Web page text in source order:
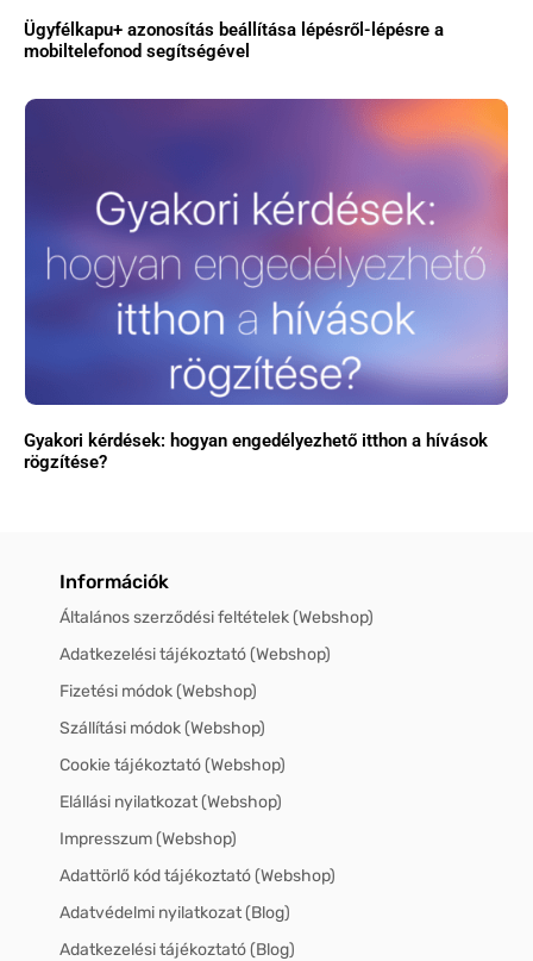
Ügyfélkapu+ azonosítás beállítása lépésről-lépésre a
mobiltelefonod segítségével
Gyakori kérdések: hogyan engedélyezhető itthon a hívások
rögzítése?
Információk
Általános szerződési feltételek (Webshop)
Adatkezelési tájékoztató (Webshop)
Fizetési módok (Webshop)
Szállítási módok (Webshop)
Cookie tájékoztató (Webshop)
Elállási nyilatkozat (Webshop)
Impresszum (Webshop)
Adattörlő kód tájékoztató (Webshop)
Adatvédelmi nyilatkozat (Blog)
Adatkezelési tájékoztató (Blog)